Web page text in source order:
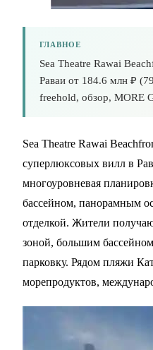
ГЛАВНОЕ
Sea Theatre Rawai
Раваи от 184.6 млн ₽
freehold, обзор, MORE
Sea Theatre Rawai
суперлюксовых вилл в
многоуровневая
бассейном, панорамным
отделкой. Жители
зоной, большим
парковку. Рядом пляжи
морепродуктов,